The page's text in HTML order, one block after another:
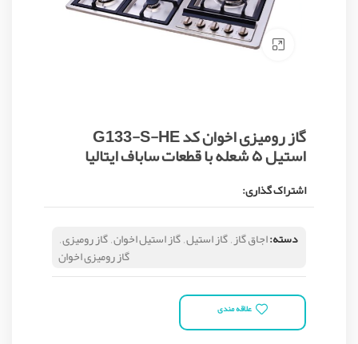
Click to enlarge
گاز رومیزی اخوان کد G133-S-HE
استیل ۵ شعله با قطعات ساباف ایتالیا
اشتراک گذاری:
دسته:اجاق گاز,گاز استیل,گاز استیل اخوان,گاز رومیزی,
گاز رومیزی اخوان
علاقه مندی